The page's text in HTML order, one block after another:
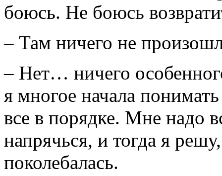
боюсь. Не боюсь
– Там ничего не
– Нет… ничего
я многое начала
все в порядке. Мне надо
напрячься, и тогда я
поколебалась.